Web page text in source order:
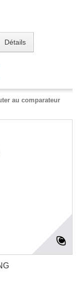
Détails
au comparateur